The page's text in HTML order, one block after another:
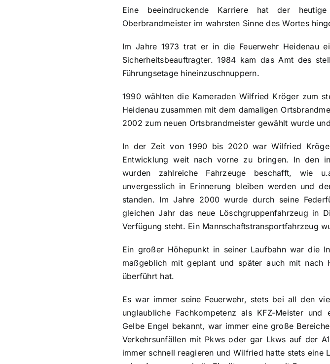
Eine beeindruckende Karriere hat der
Oberbrandmeister im wahrsten Sinne des Wortes
Im Jahre 1973 trat er in die Feuerwehr Heidenau
Sicherheitsbeauftragter. 1984 kam das Amt des
Führungsetage hineinzuschnuppern.
1990 wählten die Kameraden Wilfried Kröger zum
Heidenau zusammen mit dem damaligen
2002 zum neuen Ortsbrandmeister gewählt wurde
In der Zeit von 1990 bis 2020 war Wilfried
Entwicklung weit nach vorne zu bringen. In den
wurden zahlreiche Fahrzeuge beschafft, wie
unvergesslich in Erinnerung bleiben werden und
standen. Im Jahre 2000 wurde durch seine
gleichen Jahr das neue Löschgruppenfahrzeug in
Verfügung steht. Ein Mannschaftstransportfahrzeug
Ein großer Höhepunkt in seiner Laufbahn war die
maßgeblich mit geplant und später auch mit nach
überführt hat.
Es war immer seine Feuerwehr, stets bei all den
unglaubliche Fachkompetenz als KFZ-Meister
Gelbe Engel bekannt, war immer eine große
Verkehrsunfällen mit Pkws oder gar Lkws auf der
immer schnell reagieren und Wilfried hatte stets